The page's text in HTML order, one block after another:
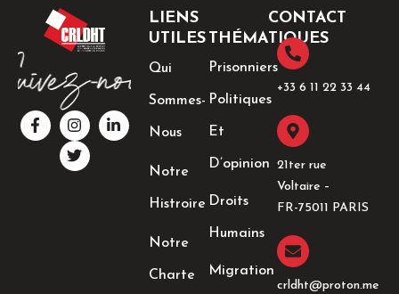
F
a
c
I
n
s
t
a
L
i
n
T
w
i
t
t
LIENS
UTILES
Qui
Sommes-
Nous
Notre
Histroire
Notre
Charte
THÉMATIQUES
Prisonniers
Politiques
Et
D’opinion
Droits
Humains
Migration
CONTACT
+33 6 11 22 33 44​
21ter rue
Voltaire –
FR-75011 PARIS
crldht@proton.me